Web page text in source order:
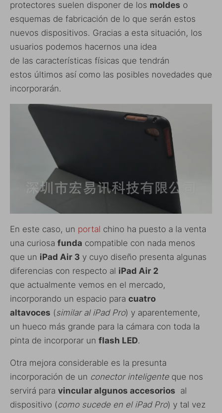
protectores suelen disponer de los moldes o
esquemas de fabricación de lo que serán estos
nuevos dispositivos. Gracias a esta situación, los
usuarios podemos hacernos una idea
de las características físicas que tendrán
estos últimos así como las posibles novedades que
incorporarán.
En este caso, un portal chino ha puesto a la venta
una curiosa funda compatible con nada menos
que un iPad Air 3 y cuyo diseño presenta algunas
diferencias con respecto al iPad Air 2
que actualmente vemos en el mercado,
incorporando un espacio para cuatro
altavoces (similar al iPad Pro) y aparentemente,
un hueco más grande para la cámara con toda la
pinta de incorporar un flash LED.
Otra mejora considerable es la presunta
incorporación de un conector inteligenteque nos
servirá para vincular algunos accesorios al
dispositivo (como sucede en el iPad Pro) y tal vez